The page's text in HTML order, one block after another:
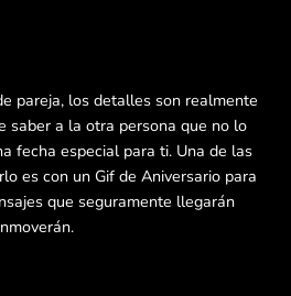
pareja, los detalles son realmente
saber a la otra persona que no lo
fecha especial para ti. Una de las
es con un Gif de Aniversario para
que seguramente llegarán